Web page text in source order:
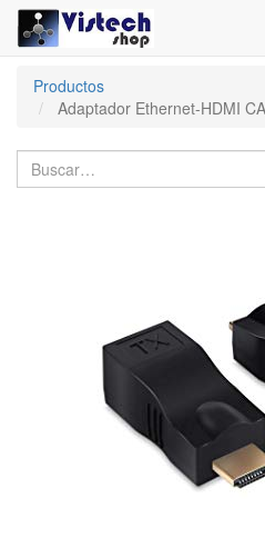
Productos
Adaptador Ethernet-HDMI